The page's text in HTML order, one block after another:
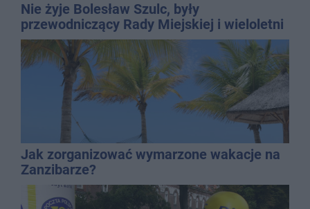
Nie żyje Bolesław Szulc, były
przewodniczący Rady Miejskiej i wieloletni
dyrektor SP 14
Jak zorganizować wymarzone wakacje na
Zanzibarze?